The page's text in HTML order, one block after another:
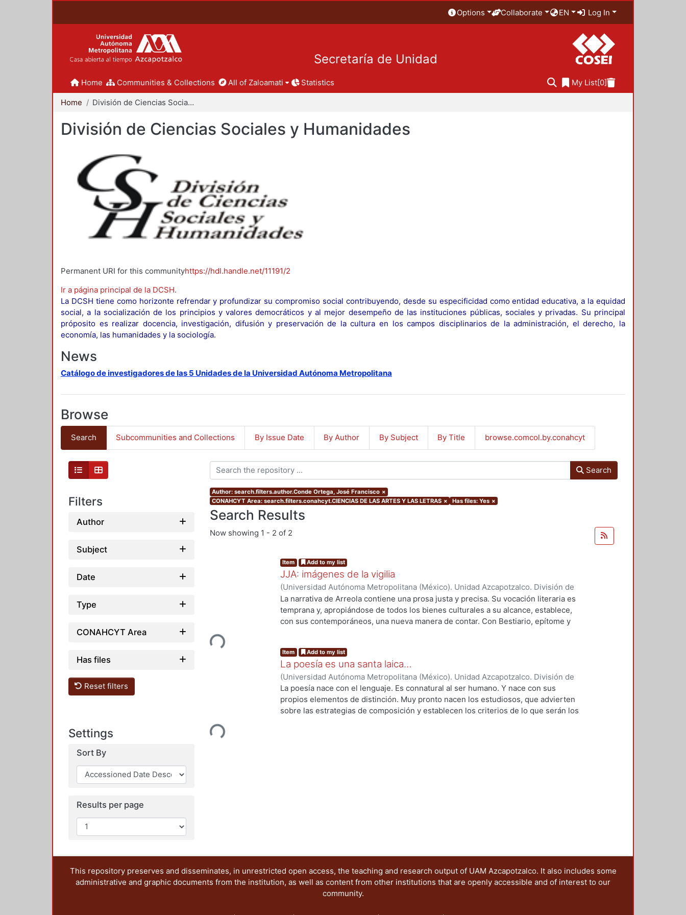
Options Collaborate EN Log In
Secretaría de Unidad
Home Communities & Collections All of Zaloamati Statistics My List[0]
Home División de Ciencias Sociales y Humanidades
División de Ciencias Sociales y Humanidades
Permanent URI for this communityhttps://hdl.handle.net/11191/2
Ir a página principal de la DCSH.
La DCSH tiene como horizonte refrendar y profundizar su compromiso social contribuyendo, desde su especificidad como entidad educativa, a la equidad
social, a la socialización de los principios y valores democráticos y al mejor desempeño de las instituciones públicas, sociales y privadas. Su principal
próposito es realizar docencia, investigación, difusión y preservación de la cultura en los campos disciplinarios de la administración, el derecho, la
economía, las humanidades y la sociología.
News
Catálogo de investigadores de las 5 Unidades de la Universidad Autónoma Metropolitana
Browse
Search Subcommunities and Collections By Issue Date By Author By Subject By Title browse.comcol.by.conahcyt
Filters
Author
Subject
Date
Type
CONAHCYT Area
Has files
Reset filters
Settings
Sort By
Results per page
Search
Author: search.filters.author.Conde Ortega, José Francisco ×
CONAHCYT Area: search.filters.conahcyt.CIENCIAS DE LAS ARTES Y LAS LETRAS × Has files: Yes ×
Search Results
Now showing 1 - 2 of 2
Loading...
Item Add to my list
JJA: imágenes de la vigilia
(Universidad Autónoma Metropolitana (México). Unidad Azcapotzalco. División de
Ciencias Sociales y Humanidades.,2018-12)Conde Ortega, José Francisco
La narrativa de Arreola contiene una prosa justa y precisa. Su vocación literaria es
temprana y, apropiándose de todos los bienes culturales a su alcance, establece,
con sus contemporáneos, una nueva manera de contar. Con Bestiario, epítome y
Loading...
Item Add to my list
La poesía es una santa laica…
(Universidad Autónoma Metropolitana (México). Unidad Azcapotzalco. División de
Ciencias Sociales y Humanidades. Departamento de Humanidades., 2017-06
Conde Ortega, José Francisco
La poesía nace con el lenguaje. Es connatural al ser humano. Y nace con sus
propios elementos de distinción. Muy pronto nacen los estudiosos, que advierten
sobre las estrategias de composición y establecen los criterios de lo que serán los
This repository preserves and disseminates, in unrestricted open access, the teaching and research output of UAM Azcapotzalco. It also includes some
administrative and graphic documents from the institution, as well as content from other institutions that are openly accessible and of interest to our
community.